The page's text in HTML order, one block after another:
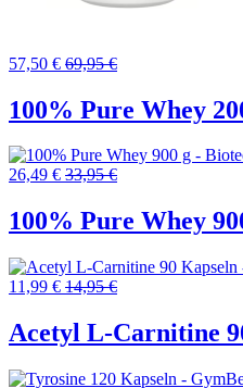
57,50 € 69,95 €
100% Pure Whey
26,49 € 33,95 €
100% Pure Whey
11,99 € 14,95 €
Acetyl L-Carnitine